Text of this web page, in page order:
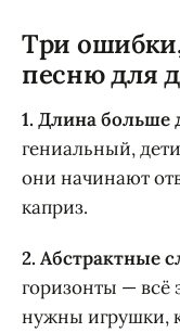
Три
песню для
1. Длина больше
гениальный,
они начинают
каприз.
2. Абстрактные
горизонты — всё
нужны игрушки,